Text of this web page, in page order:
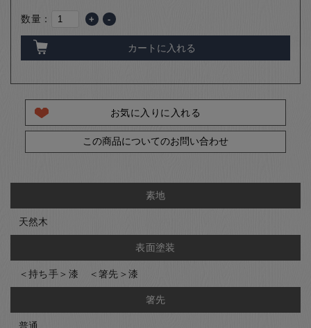
数量： + -
カートに入れる
お気に入りに入れる
この商品についてのお問い合わせ
素地
天然木
表面塗装
＜持ち手＞漆 ＜箸先＞漆
箸先